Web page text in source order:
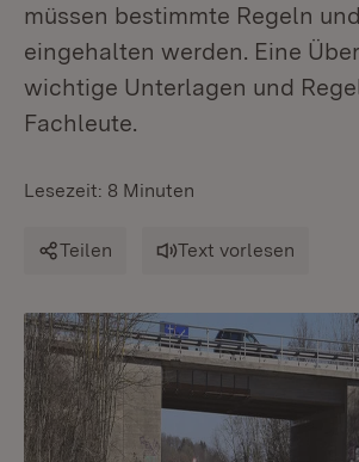
müssen bestimmte Regeln
eingehalten werden. Eine
wichtige Unterlagen und
Fachleute.
Lesezeit: 8 Minuten
Teilen Text vorlesen